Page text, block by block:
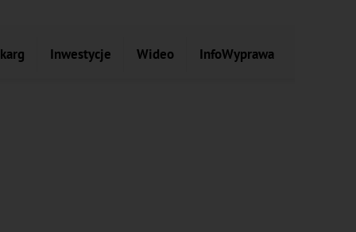
Inwestycje Wideo InfoWyprawa